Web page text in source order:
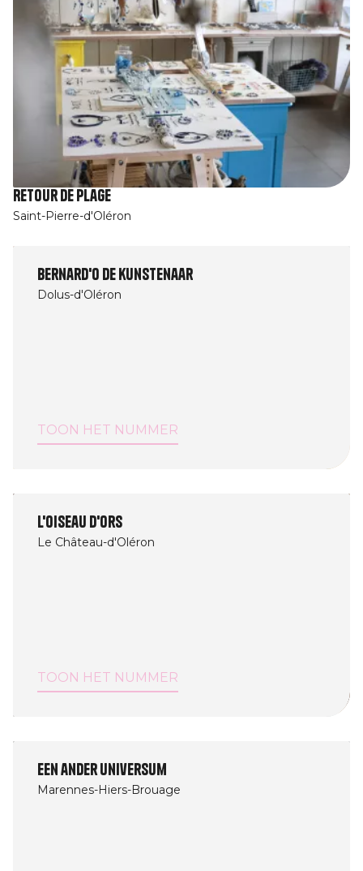
Retour de plage
Saint-Pierre-d'Oléron
Bernard'O de kunstenaar
Dolus-d'Oléron
TOON HET NUMMER
L'oiseau d'Ors
Le Château-d'Oléron
TOON HET NUMMER
Een ander universum
Marennes-Hiers-Brouage